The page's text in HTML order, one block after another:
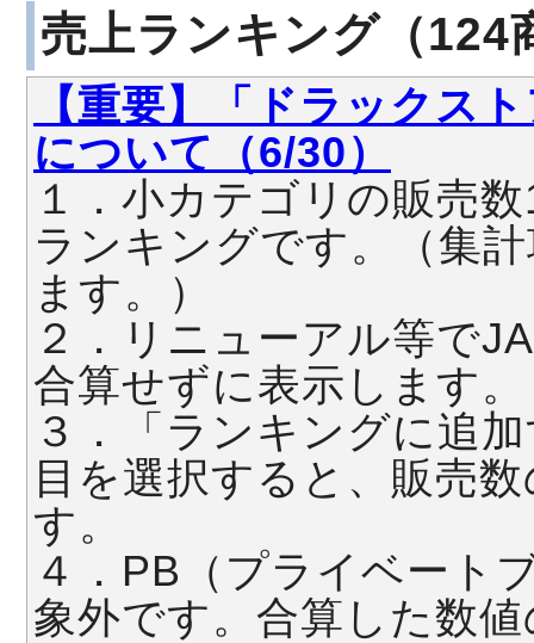
売上ランキング（124
【重要】「ドラックス
について（6/30）
１．小カテゴリの販売
ランキングです。（集
ます。）
２．リニューアル等で
合算せずに表示します。
３．「ランキングに追
目を選択すると、販売
す。
４．PB（プライベート
象外です。合算した数